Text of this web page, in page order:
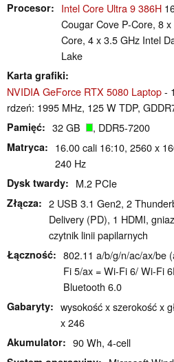
Procesor
Intel Core Ultra 9 386H
Cougar Cove P-Core, 8
Core, 4 x 3.5 GHz Intel
Lake
Karta grafiki
NVIDIA GeForce RTX 5080 Laptop-
rdzeń: 1995 MHz, 125 W TDP,
Pamięć 32 GB , DDR5-7200
Matryca
16.00 cali 16:10, 2560 x
240 Hz
Dysk twardy M.2 PCIe
Złącza
2 USB 3.1 Gen2, 2
Delivery (PD), 1 HDMI,
czytnik linii papilarnych
Łączność
802.11 a/​b/​g/​n/​ac/​ax/​be
Fi 5/ax = Wi-Fi 6/ Wi-Fi
Bluetooth 6.0
Gabaryty
wysokość x szerokość x
x 246
Akumulator 90 Wh, 4-cell